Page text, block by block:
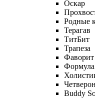
Оскар
Родные
Терагав
ТитБит
Трапеза
Фаворит
Buddy